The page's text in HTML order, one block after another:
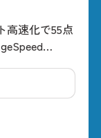
高速化で55点